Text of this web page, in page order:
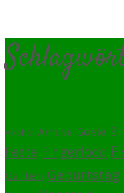
Alkohol Amuse Guele
Feste Fingerfood
Garten Geburtstag